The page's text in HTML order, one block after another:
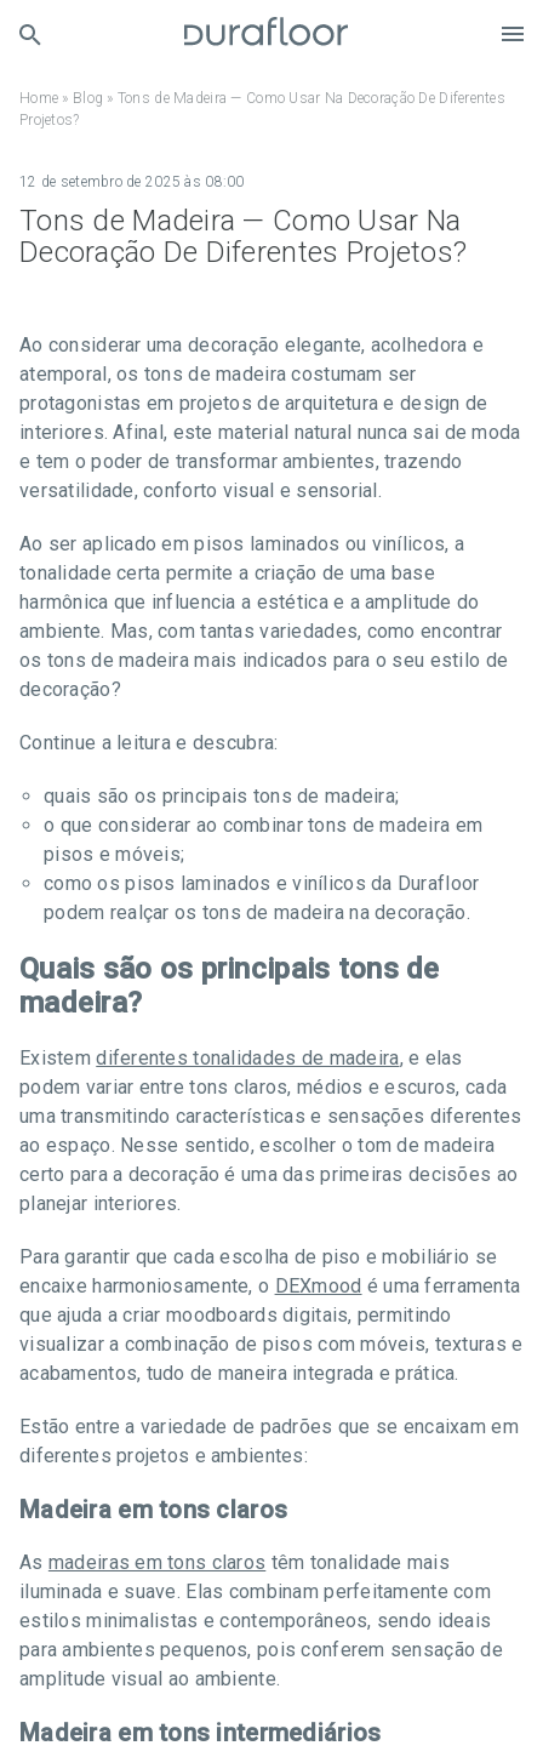
Home » Blog » Tons de Madeira — Como Usar Na Decoração De Diferentes
Projetos?
Tons de Madeira — Como Usar Na
Decoração De Diferentes Projetos?
12 de setembro de 2025 às 08:00
Ao considerar uma decoração elegante, acolhedora e
atemporal, os tons de madeira costumam ser
protagonistas em projetos de arquitetura e design de
interiores. Afinal, este material natural nunca sai de moda
e tem o poder de transformar ambientes, trazendo
versatilidade, conforto visual e sensorial.
Ao ser aplicado em pisos laminados ou vinílicos, a
tonalidade certa permite a criação de uma base
harmônica que influencia a estética e a amplitude do
ambiente. Mas, com tantas variedades, como encontrar
os tons de madeira mais indicados para o seu estilo de
decoração?
Continue a leitura e descubra:
quais são os principais tons de madeira;
o que considerar ao combinar tons de madeira em
pisos e móveis;
como os pisos laminados e vinílicos da Durafloor
podem realçar os tons de madeira na decoração.
Quais são os principais tons de
madeira?
Existemdiferentes tonalidades de madeira, e elas
podem variar entre tons claros, médios e escuros, cada
uma transmitindo características e sensações diferentes
ao espaço. Nesse sentido, escolher o tom de madeira
certo para a decoração é uma das primeiras decisões ao
planejar interiores.
Para garantir que cada escolha de piso e mobiliário se
encaixe harmoniosamente, o DEXmood é uma ferramenta
que ajuda a criar moodboards digitais, permitindo
visualizar a combinação de pisos com móveis, texturas e
acabamentos, tudo de maneira integrada e prática.
Estão entre a variedade de padrões que se encaixam em
diferentes projetos e ambientes:
Madeira em tons claros
As madeiras em tons claros têm tonalidade mais
iluminada e suave. Elas combinam perfeitamente com
estilos minimalistas e contemporâneos, sendo ideais
para ambientes pequenos, pois conferem sensação de
amplitude visual ao ambiente.
Madeira em tons intermediários